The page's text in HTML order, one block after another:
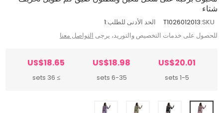
شتاء
SKU:
T1026012013 الحد الأدنى للطلب:1
للحصول على خدمات التخصيص والتوريد، يرجى التواصل معنا
US$20.01
1-5 sets
US$18.98
6-35 sets
US$18.65
≥ 36 sets